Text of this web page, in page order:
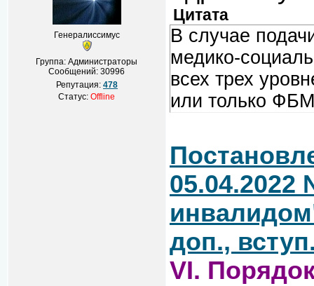
Генералиссимус
Группа: Администраторы
Сообщений:30996
Репутация: 478
Статус:Offline
Цитата
В случае
медико-
всех трех
или только
доп.,
VI.